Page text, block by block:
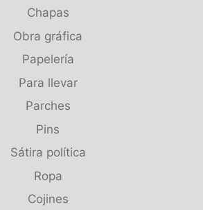
Chapas
Obra gráfica
Papelería
Para llevar
Parches
Pins
Sátira política
Ropa
Cojines